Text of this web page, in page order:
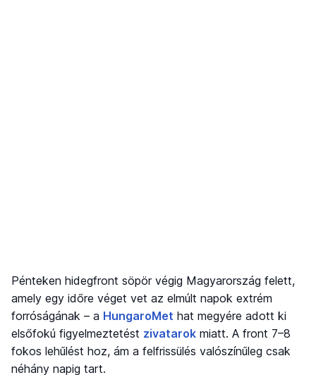
Pénteken hidegfront söpör végig Magyarország felett,
amely egy időre véget vet az elmúlt napok extrém
forróságának – a HungaroMet hat megyére adott ki
elsőfokú figyelmeztetést zivatarok miatt. A front 7–8
fokos lehűlést hoz, ám a felfrissülés valószínűleg csak
néhány napig tart.